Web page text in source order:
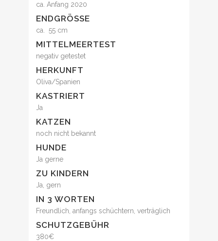
ca. Anfang 2020
ENDGRÖSSE
ca. 55 cm
MITTELMEERTEST
negativ getestet
HERKUNFT
Oliva/Spanien
KASTRIERT
Ja
KATZEN
noch nicht bekannt
HUNDE
Ja gerne
ZU KINDERN
Ja, gern
IN 3 WORTEN
Freundlich, anfangs schüchtern, verträglich
SCHUTZGEBÜHR
380€